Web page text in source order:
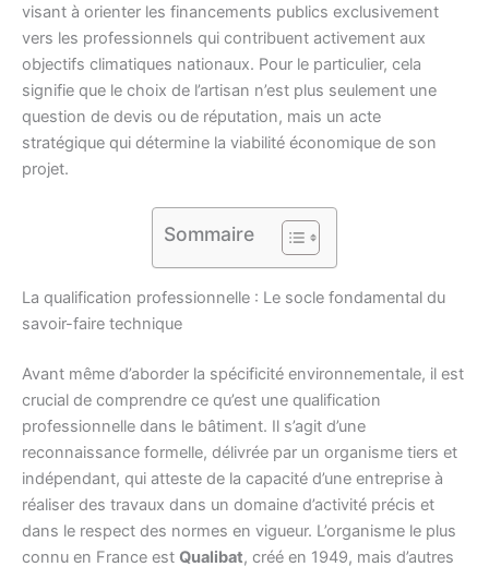
visant à orienter les financements publics exclusivement
vers les professionnels qui contribuent activement aux
objectifs climatiques nationaux. Pour le particulier, cela
signifie que le choix de l’artisan n’est plus seulement une
question de devis ou de réputation, mais un acte
stratégique qui détermine la viabilité économique de son
projet.
Sommaire
La qualification professionnelle : Le socle fondamental du
savoir-faire technique
Avant même d’aborder la spécificité environnementale, il est
crucial de comprendre ce qu’est une qualification
professionnelle dans le bâtiment. Il s’agit d’une
reconnaissance formelle, délivrée par un organisme tiers et
indépendant, qui atteste de la capacité d’une entreprise à
réaliser des travaux dans un domaine d’activité précis et
dans le respect des normes en vigueur. L’organisme le plus
connu en France est Qualibat, créé en 1949, mais d’autres